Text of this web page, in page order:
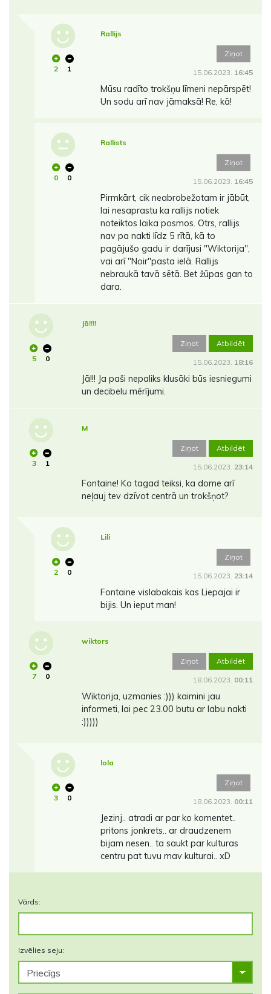
2 1
Rallijs
Ziņot
15.06.2023. 16:45
Mūsu radīto trokšņu līmeni nepārspēt!
Un sodu arī nav jāmaksā! Re, kā!
0 0
Rallists
Ziņot
15.06.2023. 16:45
Pirmkārt, cik neabrobežotam ir jābūt,
lai nesaprastu ka rallijs notiek
noteiktos laika posmos. Otrs, rallijs
nav pa nakti līdz 5 rītā, kā to
pagājušo gadu ir darījusi "Wiktorija",
vai arī "Noir"pasta ielā. Rallijs
nebraukā tavā sētā. Bet žūpas gan to
dara.
5 0
Jā!!!!
Ziņot Atbildēt
15.06.2023. 18:16
Jā!!! Ja paši nepaliks klusāki būs iesniegumi
un decibelu mērījumi.
3 1
M
Ziņot Atbildēt
15.06.2023. 23:14
Fontaine! Ko tagad teiksi, ka dome arī
neļauj tev dzīvot centrā un trokšņot?
2 0
Lili
Ziņot
15.06.2023. 23:14
Fontaine vislabakais kas Liepajai ir
bijis. Un ieput man!
7 0
wiktors
Ziņot Atbildēt
18.06.2023. 00:11
Wiktorija, uzmanies :))) kaimini jau
informeti, lai pec 23.00 butu ar labu nakti
:)))))
3 0
lola
Ziņot
18.06.2023. 00:11
Jezinj.. atradi ar par ko komentet..
pritons jonkrets.. ar draudzenem
bijam nesen.. ta saukt par kulturas
centru pat tuvu mav kulturai.. xD
Vārds:
Izvēlies seju: